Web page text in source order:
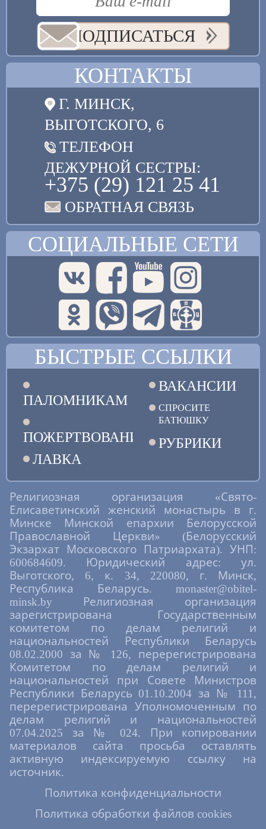
ПОДПИСАТЬСЯ
КОНТАКТЫ
Г. МИНСК,
ВЫГОТСКОГО, 6
ТЕЛЕФОН
ДЕЖУРНОЙ СЕСТРЫ:
+375 (29) 121 25 41
ОБРАТНАЯ СВЯЗЬ
СОЦИАЛЬНЫЕ СЕТИ
БЫСТРЫЕ ССЫЛКИ
ПАЛОМНИКАМ
ПОЖЕРТВОВАНИЯ
ЛАВКА
ВАКАНСИИ
СПРОСИТЕ
БАТЮШКУ
РУБРИКИ
Религиозная организация «Свято-
Елисаветинский женский монастырь в г.
Минске Минской епархии Белорусской
Православной Церкви» (Белорусский
Экзархат Московского Патриархата). УНП:
600684609. Юридический адрес: ул.
Выготского, 6, к. 34, 220080, г. Минск,
Республика Беларусь. monaster@obitel-
minsk.by Религиозная организация
зарегистрирована Государственным
комитетом по делам религий и
национальностей Республики Беларусь
08.02.2000 за № 126, перерегистрирована
Комитетом по делам религий и
национальностей при Совете Министров
Республики Беларусь 01.10.2004 за № 111,
перерегистрирована Уполномоченным по
делам религий и национальностей
07.04.2025 за № 024. При копировании
материалов сайта просьба оставлять
активную индексируемую ссылку на
источник.
Политика конфиденциальности
Политика обработки файлов cookies